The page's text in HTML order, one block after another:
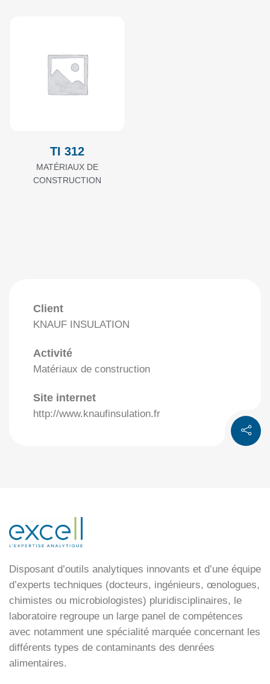
TI 312
MATÉRIAUX DE
CONSTRUCTION
Client
KNAUF INSULATION
Activité
Matériaux de construction
Site internet
http://www.knaufinsulation.fr
Disposant d’outils analytiques innovants et d’une équipe
d’experts techniques (docteurs, ingénieurs, œnologues,
chimistes ou microbiologistes) pluridisciplinaires, le
laboratoire regroupe un large panel de compétences
avec notamment une spécialité marquée concernant les
différents types de contaminants des denrées
alimentaires.